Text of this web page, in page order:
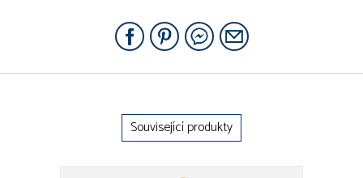
Související produkty